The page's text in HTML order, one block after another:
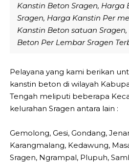
Kanstin Beton Sragen, Harga
Sragen, Harga Kanstin Per
Kanstin Beton satuan
Beton Per Lembar Sragen
Pelayana yang kami berikan
kanstin beton di wilayah
Tengah meliputi beberapa
kelurahan Sragen antara lain :
Gemolong, Gesi, Gondang,
Karangmalang, Kedawung,
Sragen, Ngrampal, Plupuh,